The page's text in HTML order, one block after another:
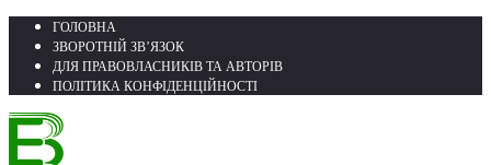
ГОЛОВНА
ЗВОРОТНІЙ ЗВ’ЯЗОК
ДЛЯ ПРАВОВЛАСНИКІВ ТА АВТОРІВ
ПОЛІТИКА КОНФІДЕНЦІЙНОСТІ